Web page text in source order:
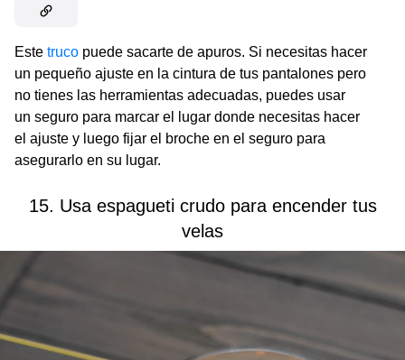
Este truco puede sacarte de apuros. Si necesitas hacer
un pequeño ajuste en la cintura de tus pantalones pero
no tienes las herramientas adecuadas, puedes usar
un seguro para marcar el lugar donde necesitas hacer
el ajuste y luego fijar el broche en el seguro para
asegurarlo en su lugar.
15. Usa espagueti crudo para encender tus
velas